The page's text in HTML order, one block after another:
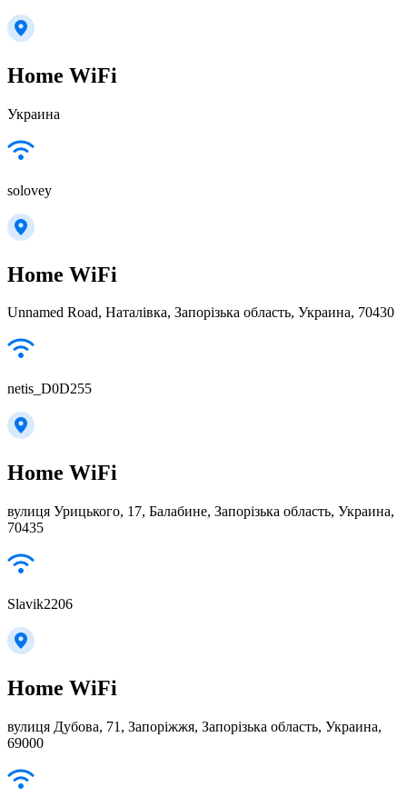
Home WiFi
Украина
solovey
Home WiFi
Unnamed Road, Наталівка, Запорізька область, Украина, 70430
netis_D0D255
Home WiFi
вулиця Урицького, 17, Балабине, Запорізька область, Украина,
70435
Slavik2206
Home WiFi
вулиця Дубова, 71, Запоріжжя, Запорізька область, Украина,
69000